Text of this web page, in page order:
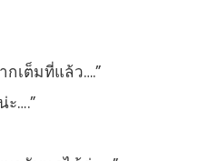
กเต็มที่แล้ว….”
….”